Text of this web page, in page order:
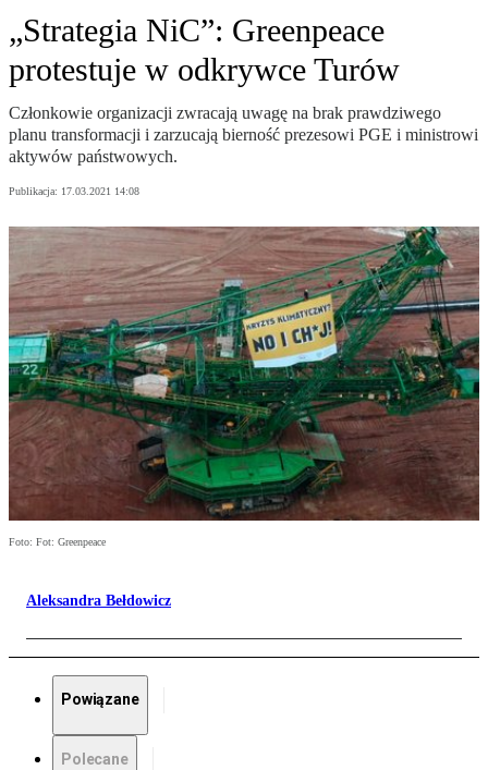
„Strategia NiC”: Greenpeace
protestuje w odkrywce Turów
Członkowie organizacji zwracają uwagę na brak prawdziwego
planu transformacji i zarzucają bierność prezesowi PGE i ministrowi
aktywów państwowych.
Publikacja: 17.03.2021 14:08
Foto: Fot: Greenpeace
Aleksandra Bełdowicz
Powiązane
Polecane